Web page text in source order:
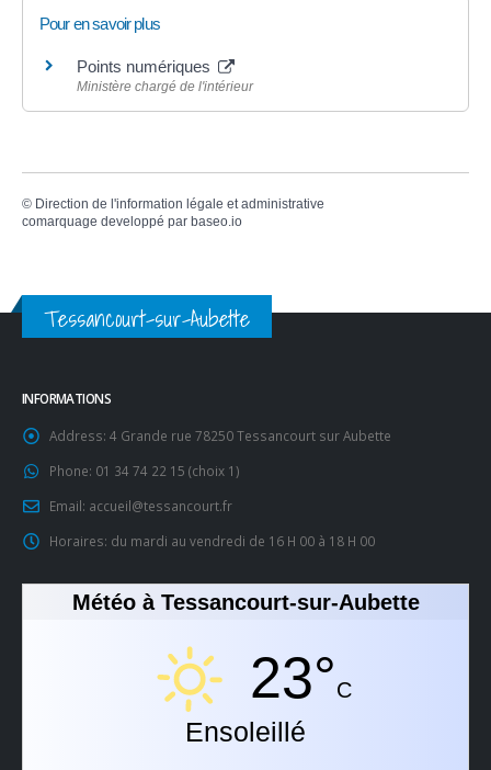
Pour en savoir plus
Points numériques
Ministère chargé de l'intérieur
© Direction de l'information légale et administrative
comarquage developpé par baseo.io
Tessancourt-sur-Aubette
INFORMATIONS
Address: 4 Grande rue 78250 Tessancourt sur Aubette
Phone: 01 34 74 22 15 (choix 1)
Email: accueil@tessancourt.fr
Horaires: du mardi au vendredi de 16 H 00 à 18 H 00
Météo à Tessancourt-sur-Aubette
23°C
Ensoleillé